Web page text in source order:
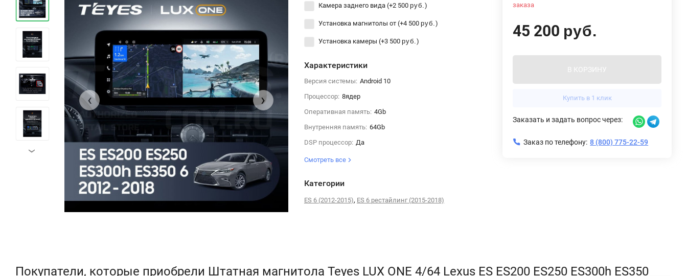
‹ ›
›
Камера заднего вида (+2 500 руб. )
Установка магнитолы от (+4 500 руб. )
Установка камеры (+3 500 руб. )
Характеристики
Версия системы: Android 10
Процессор: 8ядер
Оперативная память: 4Gb
Внутренняя память: 64Gb
DSP процессор: Да
Смотреть все
Категории
ES 6 (2012-2015), ES 6 рестайлинг (2015-2018)
заказа
45 200 руб.
В КОРЗИНУ
Купить в 1 клик
Заказать и задать вопрос через:
Заказ по телефону: 8 (800) 775-22-59
Покупатели, которые приобрели Штатная магнитола Teyes LUX ONE 4/64 Lexus ES ES200 ES250 ES300h ES350